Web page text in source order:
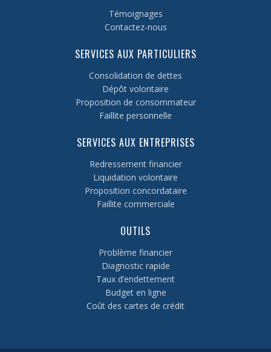
Témoignages
Contactez-nous
SERVICES AUX PARTICULIERS
Consolidation de dettes
Dépôt volontaire
Proposition de consommateur
Faillite personnelle
SERVICES AUX ENTREPRISES
Redressement financier
Liquidation volontaire
Proposition concordataire
Faillite commerciale
OUTILS
Problème financier
Diagnostic rapide
Taux d’endettement
Budget en ligne
Coût des cartes de crédit